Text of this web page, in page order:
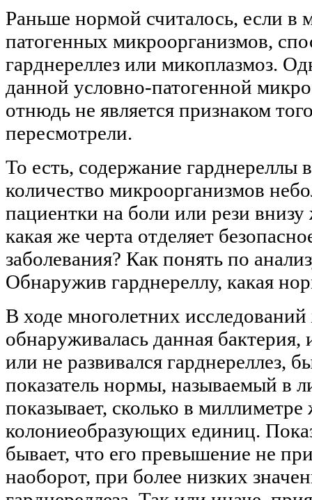
Раньше нормой считалось, если в
патогенных микроорганизмов,
гарднереллез или микоплазмоз.
данной условно-патогенной
отнюдь не является признаком
пересмотрели.
То есть, содержание гарднереллы
количество микроорганизмов
пациентки на боли или рези
какая же черта отделяет
заболевания? Как понять по
Обнаружив гарднереллу, какая
В ходе многолетних
обнаруживалась данная бактерия,
или не развивался гарднереллез,
показатель нормы, называемый в
показывает, сколько в
колониеобразующих единиц.
бывает, что его превышение не
наоборот, при более низких